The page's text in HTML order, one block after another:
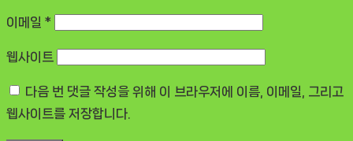
이메일 *
웹사이트
다음 번 댓글 작성을 위해 이 브라우저에 이름, 이메일, 그리고
웹사이트를 저장합니다.